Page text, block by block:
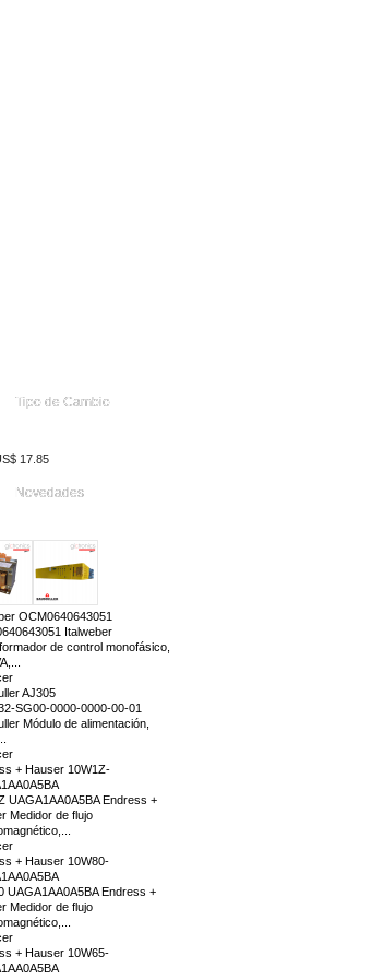
Tipo de Cambio
17.85
Novedades
OCM0640643051
Italweber
de control monofásico,
AJ305
SG00-0000-0000-00-01
Módulo de alimentación,
+ Hauser 10W1Z-
UAGA1AA0A5BA Endress +
Medidor de flujo
+ Hauser 10W80-
UAGA1AA0A5BA Endress +
Medidor de flujo
+ Hauser 10W65-